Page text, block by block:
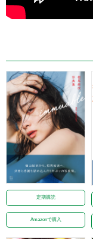
定期購読
Amazonで購入